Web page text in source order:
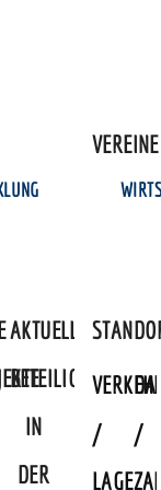
VEREINE
OB
AKTUELLE
BETEILIGUNGEN
IN
DER
/
LAGE
/